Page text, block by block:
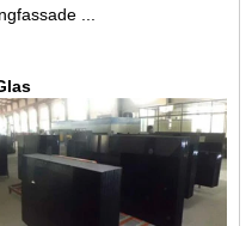
...